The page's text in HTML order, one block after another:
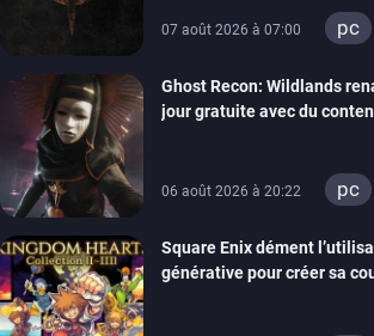
07 août 2026 à 07:00 pc
Ghost Recon: Wildlands
jour gratuite avec du
06 août 2026 à 20:22 pc
Square Enix dément
générative pour créer sa